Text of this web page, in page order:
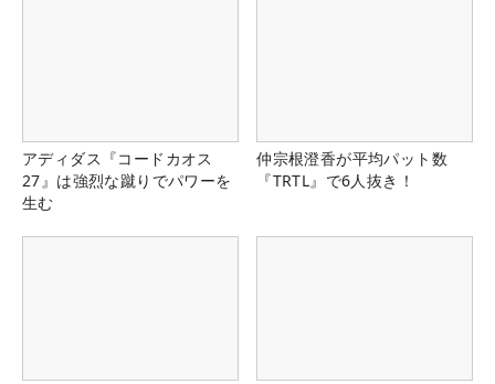
アディダス『コードカオス
27』は強烈な蹴りでパワーを
生む
仲宗根澄香が平均パット数
『TRTL』で6人抜き！